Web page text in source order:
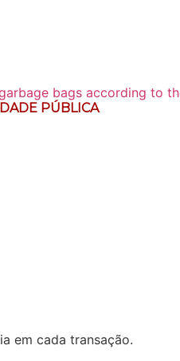
PÚBLICA
em cada transação.